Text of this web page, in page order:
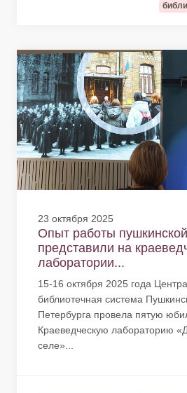
23 октября 2025
Опыт работы
представили на
лаборатории...
15-16 октября 2025 года
библиотечная система
Петербурга провела пятую
Краеведческую лабораторию
селе»...